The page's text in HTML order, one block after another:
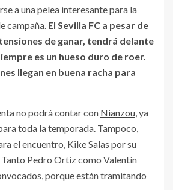
a una pelea interesante para la
campaña. El Sevilla FC a pesar de
de ganar, tendrá delante
es un hueso duro de roer.
llegan en buena racha para
no podrá contar con Nianzou, ya
toda la temporada. Tampoco,
el encuentro, Kike Salas por su
Pedro Ortiz como Valentín
porque están tramitando